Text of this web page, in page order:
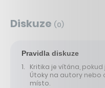
Diskuze (0)
Pravidla diskuze
Kritika je vítána,
Útoky na autory nebo
místo.